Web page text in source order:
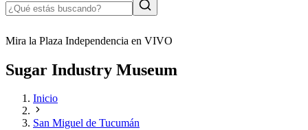
Mira la Plaza Independencia en VIVO
Sugar Industry Museum
Inicio
San Miguel de Tucumán